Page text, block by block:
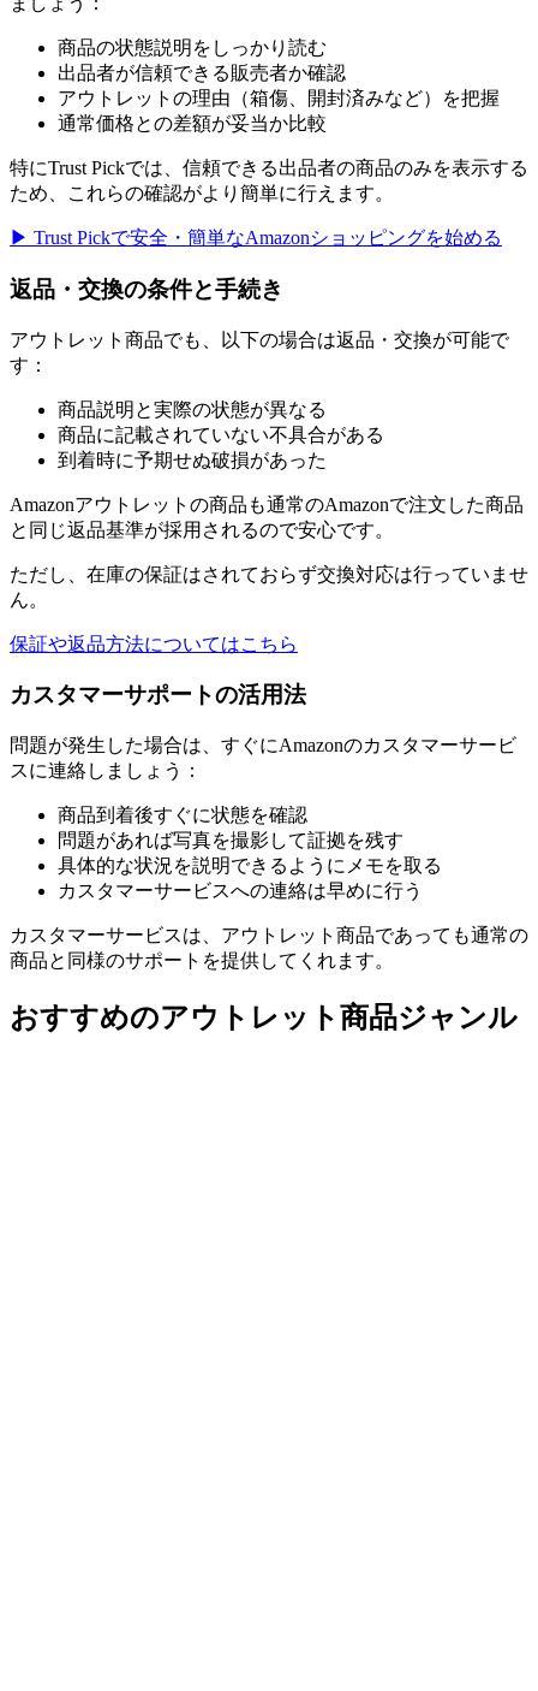
商品の状態説明をしっかり読む
出品者が信頼できる販売者か確認
アウトレットの理由（箱傷、開封済みなど）を把握
通常価格との差額が妥当か比較
特にTrust Pickでは、信頼できる出品者の商品のみを表示する
ため、これらの確認がより簡単に行えます。
▶ Trust Pickで安全・簡単なAmazonショッピングを始める
返品・交換の条件と手続き
アウトレット商品でも、以下の場合は返品・交換が可能で
す：
商品説明と実際の状態が異なる
商品に記載されていない不具合がある
到着時に予期せぬ破損があった
Amazonアウトレットの商品も通常のAmazonで注文した商品
と同じ返品基準が採用されるので安心です。
ただし、在庫の保証はされておらず交換対応は行っていませ
ん。
保証や返品方法についてはこちら
カスタマーサポートの活用法
問題が発生した場合は、すぐにAmazonのカスタマーサービ
スに連絡しましょう：
商品到着後すぐに状態を確認
問題があれば写真を撮影して証拠を残す
具体的な状況を説明できるようにメモを取る
カスタマーサービスへの連絡は早めに行う
カスタマーサービスは、アウトレット商品であっても通常の
商品と同様のサポートを提供してくれます。
おすすめのアウトレット商品ジャンル